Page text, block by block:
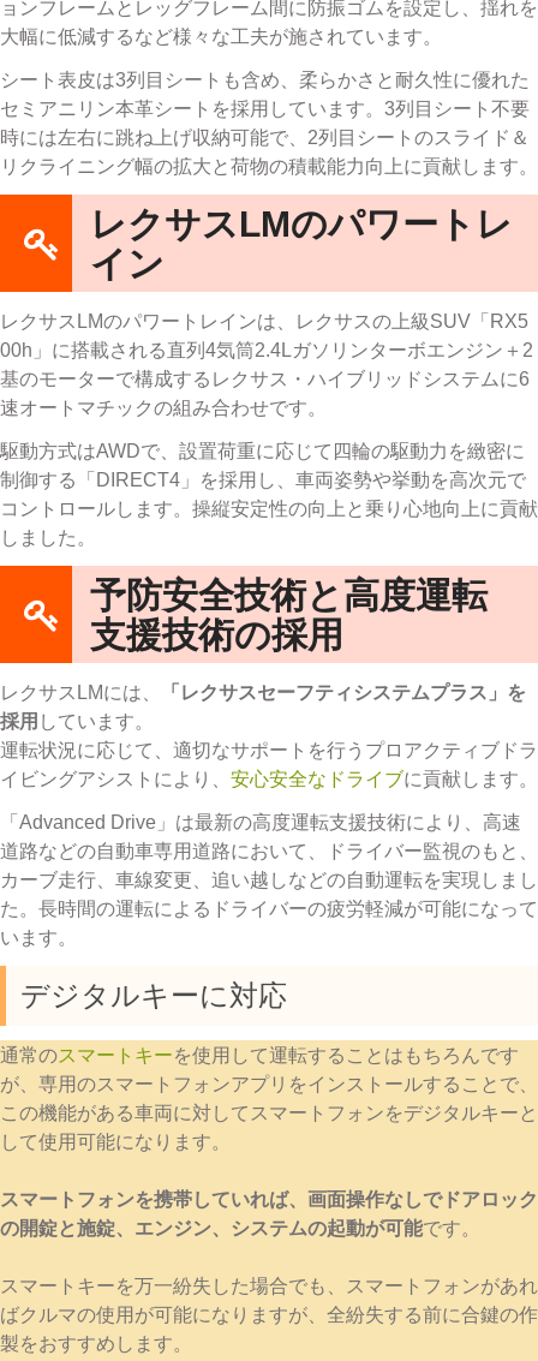
ョンフレームとレッグフレーム間に防振ゴムを設定し、揺れを
大幅に低減するなど様々な工夫が施されています。
シート表皮は3列目シートも含め、柔らかさと耐久性に優れた
セミアニリン本革シートを採用しています。3列目シート不要
時には左右に跳ね上げ収納可能で、2列目シートのスライド＆
リクライニング幅の拡大と荷物の積載能力向上に貢献します。
レクサスLMのパワートレ
イン
レクサスLMのパワートレインは、レクサスの上級SUV「RX5
00h」に搭載される直列4気筒2.4Lガソリンターボエンジン＋2
基のモーターで構成するレクサス・ハイブリッドシステムに6
速オートマチックの組み合わせです。
駆動方式はAWDで、設置荷重に応じて四輪の駆動力を緻密に
制御する「DIRECT4」を採用し、車両姿勢や挙動を高次元で
コントロールします。操縦安定性の向上と乗り心地向上に貢献
しました。
予防安全技術と高度運転
支援技術の採用
レクサスLMには、
「レクサスセーフティシステムプラス」を
採用 しています。
運転状況に応じて、適切なサポートを行うプロアクティブドラ
イビングアシストにより、 安心安全なドライブに貢献します。
「Advanced Drive」は最新の高度運転支援技術により、高速
道路などの自動車専用道路において、ドライバー監視のもと、
カーブ走行、車線変更、追い越しなどの自動運転を実現しまし
た。長時間の運転によるドライバーの疲労軽減が可能になって
います。
デジタルキーに対応
通常のスマートキーを使用して運転することはもちろんです
が、専用のスマートフォンアプリをインストールすることで、
この機能がある車両に対してスマートフォンをデジタルキーと
して使用可能になります。
スマートフォンを携帯していれば、画面操作なしでドアロック
の開錠と施錠、エンジン、システムの起動が可能です。
スマートキーを万一紛失した場合でも、スマートフォンがあれ
ばクルマの使用が可能になりますが、全紛失する前に合鍵の作
製をおすすめします。